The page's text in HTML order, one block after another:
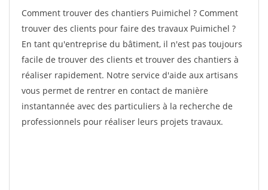
Comment trouver des chantiers Puimichel ? Comment
trouver des clients pour faire des travaux Puimichel ?
En tant qu'entreprise du bâtiment, il n'est pas toujours
facile de trouver des clients et trouver des chantiers à
réaliser rapidement. Notre service d'aide aux artisans
vous permet de rentrer en contact de manière
instantannée avec des particuliers à la recherche de
professionnels pour réaliser leurs projets travaux.